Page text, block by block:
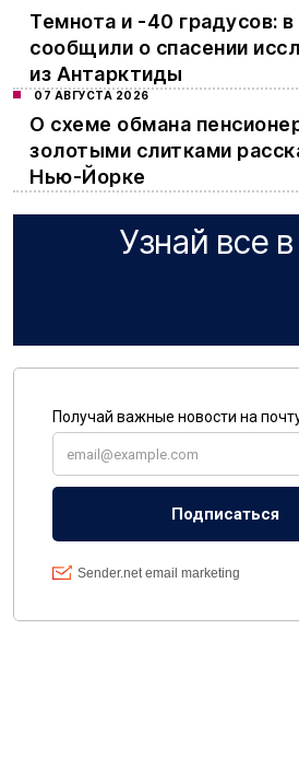
Темнота и -40 градусов:
сообщили о спасении
из Антарктиды
07 АВГУСТА 2026
О схеме обмана
золотыми слитками
Нью-Йорке
Узнай все в